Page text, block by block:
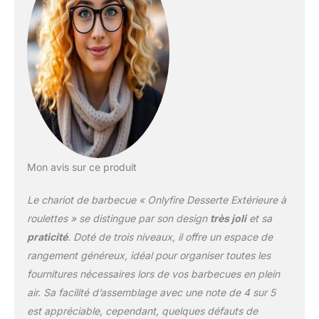
(hauteur), qui peut
accueillir la plupart des
ustensiles de barbecue
en plein air. 【Facile à
Assembler et à
Déplacer】Facile à
installer selon notre
manuel
d'instructions.Équipée
cette table à manger est
accessible à n'importe
quel endroit pour une
utilisation pratique.
【Designs Pratiques】La
table de chariot de
préparation de nourriture
multifonctionnelle
Mon avis sur ce produit
Le chariot de barbecue « Onlyfire Desserte Extérieure à
roulettes » se distingue par son design très joliet sa
praticité. Doté de trois niveaux, il offre un espace de
rangement généreux, idéal pour organiser toutes les
fournitures nécessaires lors de vos barbecues en plein
air. Sa facilité d’assemblage avec une note de 4 sur 5
est appréciable, cependant, quelques défauts de